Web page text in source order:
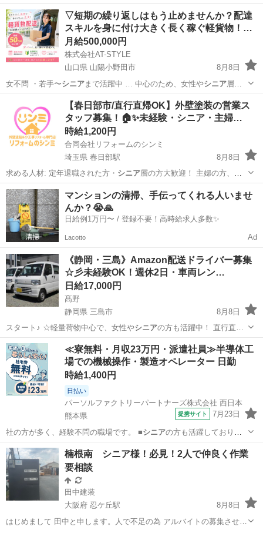
多数活躍されて…
山口 宇部市 配送 貨物
▽短期の繰り返しはもう止めませんか？配達
スキルを身に付け大きく長く稼ぐ軽貨物！…
月給500,000円
株式会社AT-STYLE
山口県 山陽小野田市
8月8日
女不問 ・若手〜シニア まで活躍中 … 中心のため、女性やシニア層も
多数活躍されて…山陽小野田市 配送 貨物
【春日部市/直行直帰OK】外壁塗装の営業ス
タッフ募集！🏠✨未経験・シニア・主婦…
時給1,200円
合同会社リフォームのシンミ
埼玉県 春日部駅
8月8日
求める人材: 定年退職された方・ シニア層の方大歓迎！ 主婦の方、W
ワーク…
埼玉 春日部市 営業 スタッフ
マンションの清掃、手伝ってくれる人いませ
んか？😭🙏
日給例1万円〜 / 登録不要！高時給求人多数✨
Lacotto Ad
《静岡・三島》Amazon配送ドライバー募集
☆彡未経験OK！週休2日・車両レン…
日給17,000円
髙野
静岡県 三島市
8月8日
スタート♪ ☆軽量荷物中心で、女性やシニアの方も活躍中！ 直行直帰
OK！ス…
静岡 三島市 ドライバー Amazon
≪寮無料・月収23万円・派遣社員≫半導体工
場での機械操作・製造オペレーター 日勤
時給1,400円
日払い
パーソルファクトリーパートナーズ株式会社 西日本
熊本県
提携サイト 7月23日
社の方が多く、経験不問の職場です。 ■シニアの方も活躍しており、
安心して働ける環境…
熊本 その他
楠根南 シニア様！必見！2人で仲良く作業
要相談
田中建装
大阪府 忍ケ丘駅
8月8日
はじめまして 田中と申します。人で不足の為 アルバイトの募集させて